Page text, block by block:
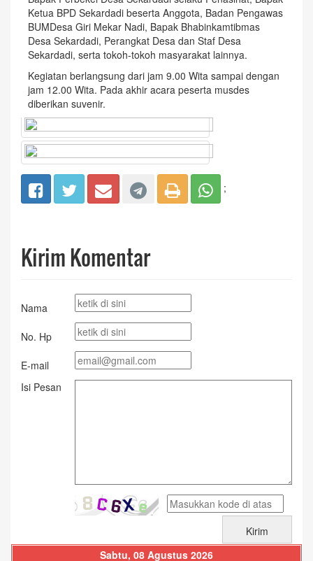
Ketua BPD Sekardadi beserta Anggota, Badan Pengawas
BUMDesa Giri Mekar Nadi, Bapak Bhabinkamtibmas
Desa Sekardadi, Perangkat Desa dan Staf Desa
Sekardadi, serta tokoh-tokoh masyarakat lainnya.
Kegiatan berlangsung dari jam 9.00 Wita sampai dengan
jam 12.00 Wita. Pada akhir acara peserta musdes
diberikan suvenir.
;
Kirim Komentar
Nama
No. Hp
E-mail
Isi Pesan
Sabtu, 08 Agustus 2026